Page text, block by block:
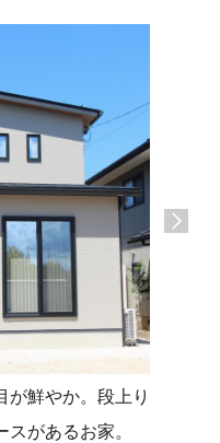
が鮮やか。段上り
があるお家。